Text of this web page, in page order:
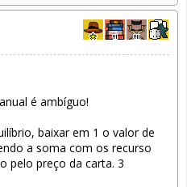
é ambíguo!
baixar em 1 o valor de
a soma com os recurso
pelo preço da carta. 3